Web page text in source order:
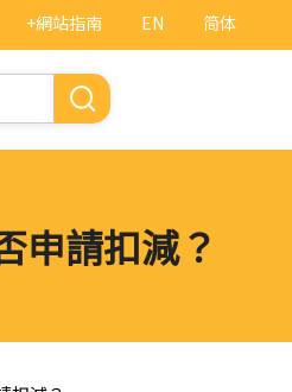
EN 简体
+網站指南
申請扣減？